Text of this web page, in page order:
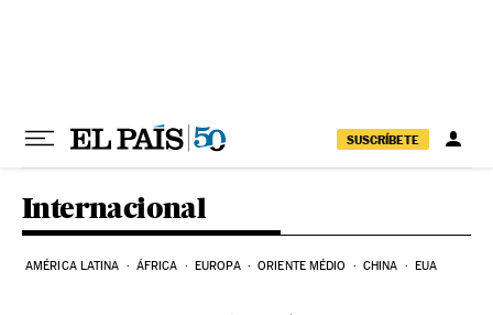
SUSCRÍBETE
Internacional
AMÉRICA LATINA ÁFRICA EUROPA ORIENTE MÉDIO CHINA EUA